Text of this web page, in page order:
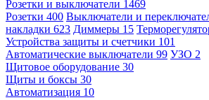
Розетки и выключатели 1469
Розетки 400 Выключатели и
накладки 623 Диммеры 15
Устройства защиты и счетчики 101
Автоматические выключатели 99 УЗО 2
Щитовое оборудование 30
Щиты и боксы 30
Автоматизация 10